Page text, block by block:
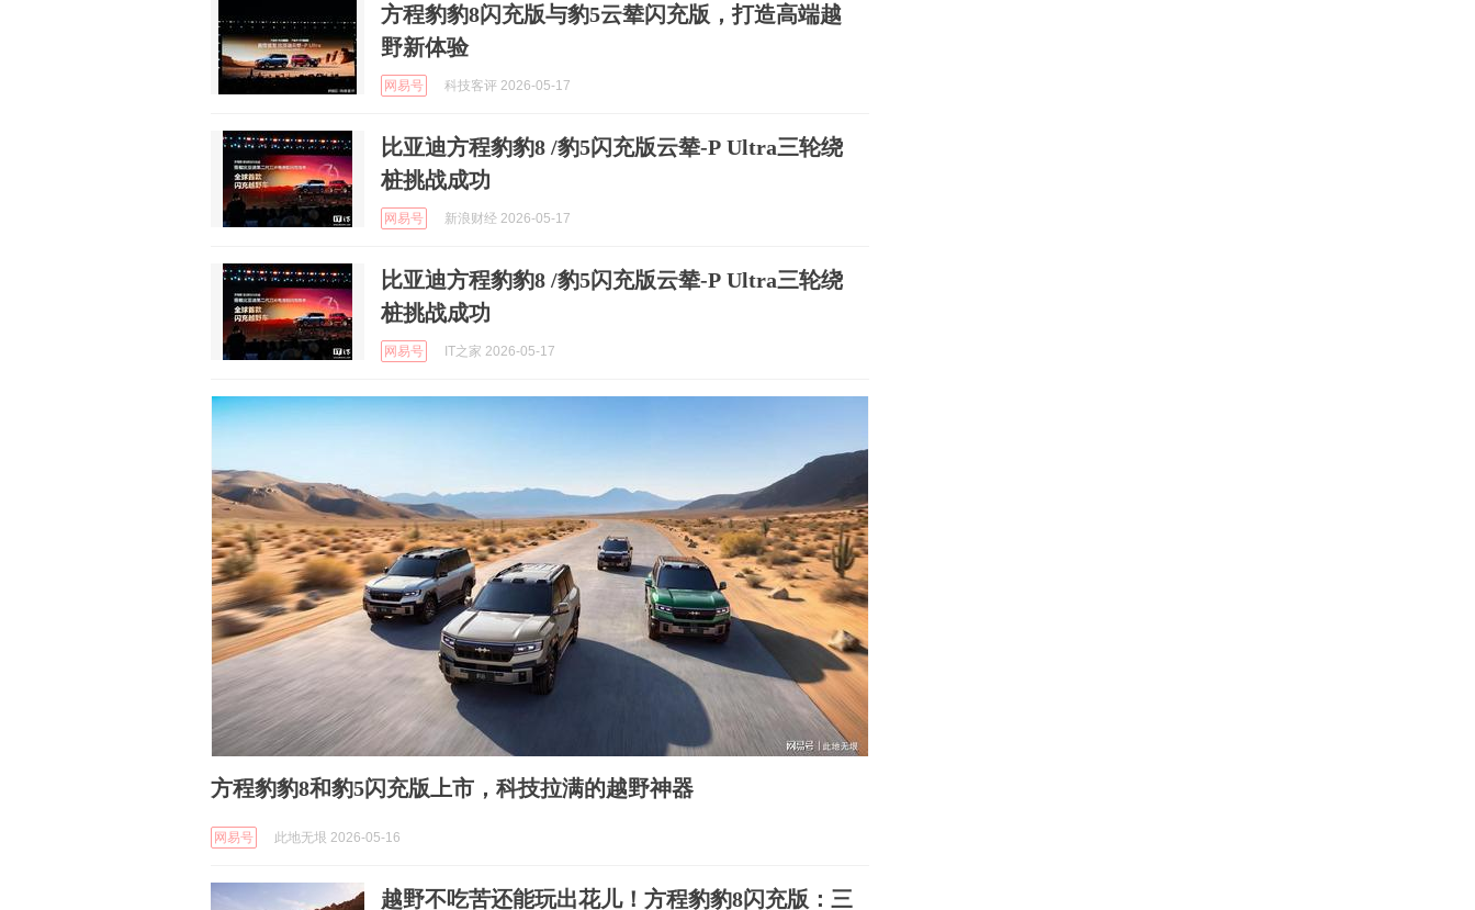
方程豹豹8闪充版与豹5云辇闪充版，打造高端越
野新体验
网易号 科技客评 2026-05-17
比亚迪方程豹豹8 /豹5闪充版云辇-P Ultra三轮绕
桩挑战成功
网易号 新浪财经 2026-05-17
比亚迪方程豹豹8 /豹5闪充版云辇-P Ultra三轮绕
桩挑战成功
网易号 IT之家 2026-05-17
方程豹豹8和豹5闪充版上市，科技拉满的越野神器
网易号 此地无垠 2026-05-16
越野不吃苦还能玩出花儿！方程豹豹8闪充版：三